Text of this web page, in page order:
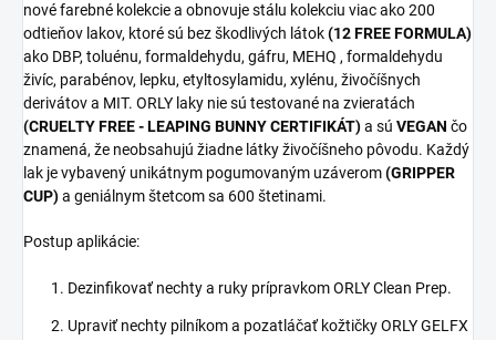
nové farebné kolekcie a obnovuje stálu kolekciu viac ako 200
odtieňov lakov, ktoré sú bez škodlivých látok(12 FREE FORMULA)
ako DBP, toluénu, formaldehydu, gáfru, MEHQ , formaldehydu
živíc, parabénov, lepku, etyltosylamidu, xylénu, živočíšnych
derivátov a MIT. ORLY laky nie sú testované na zvieratách
(CRUELTY FREE - LEAPING BUNNY CERTIFIKÁT)a sú VEGAN čo
znamená, že neobsahujú žiadne látky živočíšneho pôvodu. Každý
lak je vybavený unikátnym pogumovaným uzáverom(GRIPPER
CUP)a geniálnym štetcom sa 600 štetinami.
Postup aplikácie:
Dezinfikovať nechty a ruky prípravkom ORLY Clean Prep.
Upraviť nechty pilníkom a pozatláčať kožtičky ORLY GELFX